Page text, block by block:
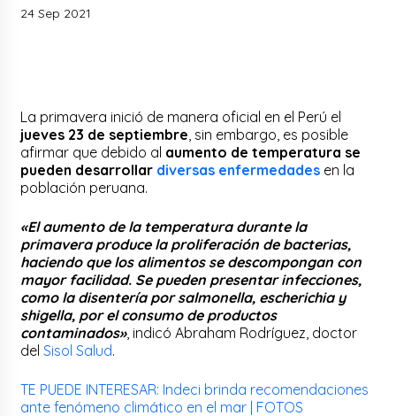
24 Sep 2021
La primavera inició de manera oficial en el Perú el
jueves 23 de septiembre , sin embargo, es posible
afirmar que debido al aumento de temperatura se
pueden desarrollar diversas enfermedades en la
población peruana.
«El aumento de la temperatura durante la
primavera produce la proliferación de bacterias,
haciendo que los alimentos se descompongan con
mayor facilidad. Se pueden presentar infecciones,
como la disentería por salmonella, escherichia y
shigella, por el consumo de productos
contaminados», indicó Abraham Rodríguez, doctor
delSisol Salud.
TE PUEDE INTERESAR: Indeci brinda recomendaciones
ante fenómeno climático en el mar | FOTOS